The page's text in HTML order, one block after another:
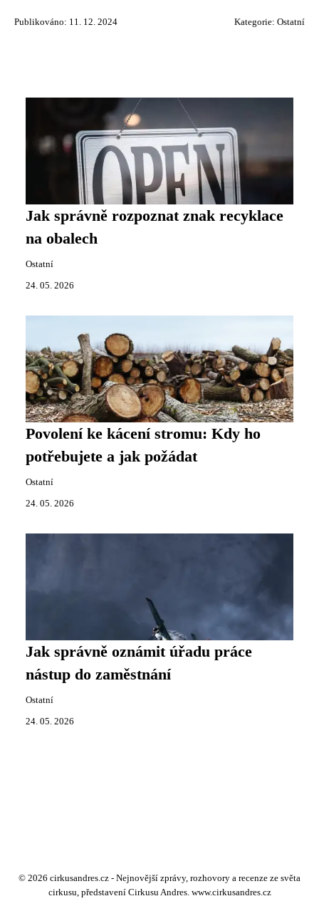
Publikováno: 11. 12. 2024 Kategorie: Ostatní
Jak správně rozpoznat znak recyklace
na obalech
Ostatní
24. 05. 2026
Povolení ke kácení stromu: Kdy ho
potřebujete a jak požádat
Ostatní
24. 05. 2026
Jak správně oznámit úřadu práce
nástup do zaměstnání
Ostatní
24. 05. 2026
© 2026 cirkusandres.cz - Nejnovější zprávy, rozhovory a recenze ze světa
cirkusu, představení Cirkusu Andres. www.cirkusandres.cz